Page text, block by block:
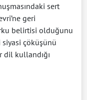
sert
geri
belirtisi olduğunu
siyasi çöküşünü
kullandığı